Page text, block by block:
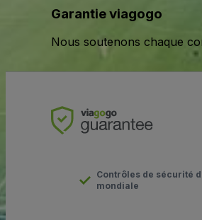
Garantie viagogo
Nous soutenons chaque
Contrôles de sécurité
mondiale